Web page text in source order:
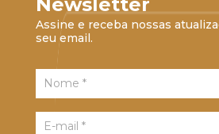
Assine e receba nossas
seu email.